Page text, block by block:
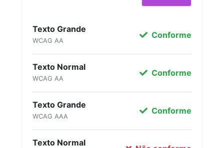
Texto Grande
WCAG AA
Conforme
Texto Normal
WCAG AA
Conforme
Texto Grande
WCAG AAA
Conforme
Texto Normal